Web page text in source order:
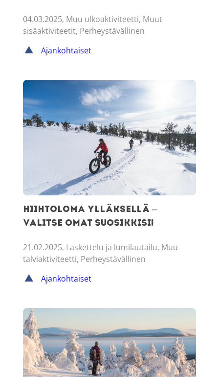
04.03.2025, Muu ulkoaktiviteetti, Muut
sisäaktiviteetit, Perheystävällinen
Ajankohtaiset
Hiihtoloma Ylläksellä – Valitse omat suosikkisi!
Hiihtoloma Ylläksellä –
Valitse omat suosikkisi!
21.02.2025, Laskettelu ja lumilautailu, Muu
talviaktiviteetti, Perheystävällinen
Ajankohtaiset
Yksi Ylläksen maisemallisimmista lumikenkäreiteistä –